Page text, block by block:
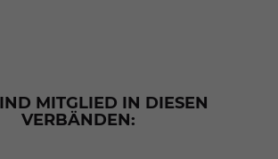
MITGLIED IN DIESEN
VERBÄNDEN: